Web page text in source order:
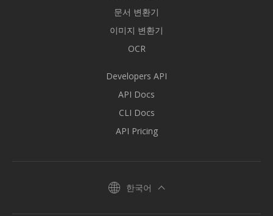
문서 변환기
이미지 변환기
OCR
Developers API
API Docs
CLI Docs
API Pricing
한국어